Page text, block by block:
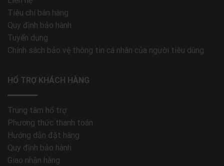
Tiêu chí bán hàng
Quy định bảo hành
Tuyển dụng
Chính sách bảo vệ thông tin cá nhân của người tiêu dùng
HỔ TRỢ KHÁCH HÀNG
Trung tâm hổ trợ
Phương thức thanh toán
Hướng dẫn đặt hàng
Quy định bảo hành
Giao nhận hàng